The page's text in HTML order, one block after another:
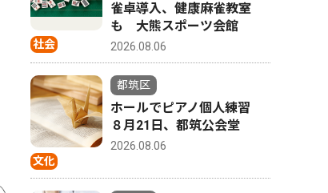
社会
都筑区
都筑の未来に意見募集 区プ
ラン改定の検討に
社会
雀卓導入、健康麻雀教室
も 大熊スポーツ会館
2026.08.06
文化
都筑区
ホールでピアノ個人練習
８月21日、都筑公会堂
2026.08.06